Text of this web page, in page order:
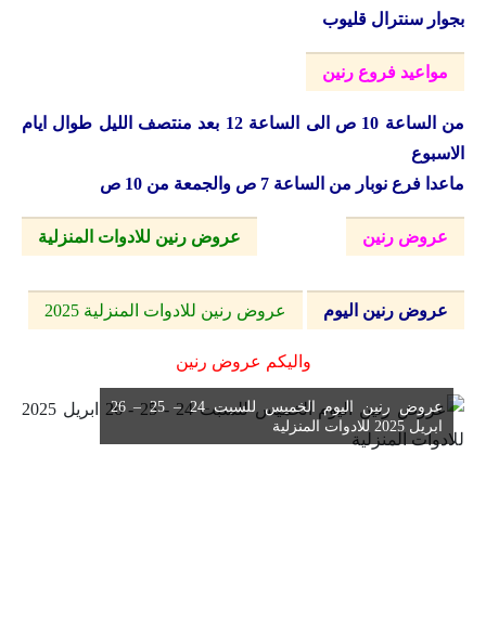
بجوار سنترال قليوب
مواعيد فروع رنين
من الساعة 10 ص الى الساعة 12 بعد منتصف الليل طوال ايام
الاسبوع
ماعدا فرع نوبار من الساعة 7 ص والجمعة من 10 ص
عروض رنين عروض رنين للادوات المنزلية
عروض رنين اليوم عروض رنين للادوات المنزلية 2025
واليكم عروض رنين
عروض رنين اليوم الخميس للسبت 24 – 25 – 26
ابريل 2025 للادوات المنزلية